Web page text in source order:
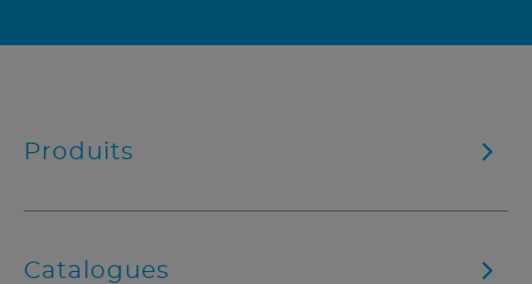
Produits
Catalogues